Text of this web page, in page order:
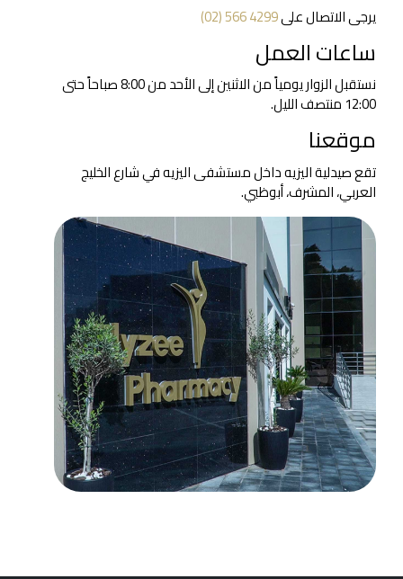
يرجى الاتصال على‎(02) 566 4299‎
ساعات العمل
نستقبل الزوار يومياً من الاثنين إلى الأحد من 8:00 صباحاً حتى
12:00 منتصف الليل.
موقعنا
تقع صيدلية اليزيه داخل مستشفى اليزيه في شارع الخليج
العربي، المشرف، أبوظبي.